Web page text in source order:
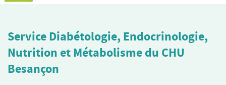
Service Diabétologie, Endocrinologie,
Nutrition et Métabolisme du CHU
Besançon